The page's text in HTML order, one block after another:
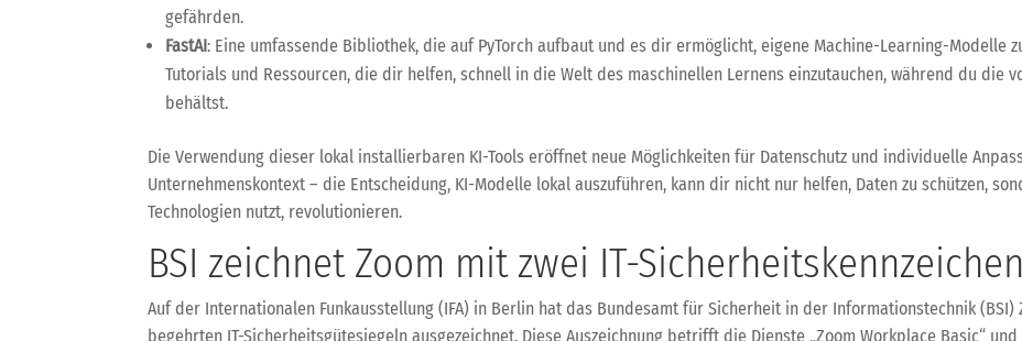
gefährden.
FastAI: Eine umfassende Bibliothek, die auf PyTorch aufbaut und es dir ermöglicht, eigene Machine-Learning-Modelle
Tutorials und Ressourcen, die dir helfen, schnell in die Welt des maschinellen Lernens einzutauchen, während du die
behältst.
Die Verwendung dieser lokal installierbaren KI-Tools eröffnet neue Möglichkeiten für Datenschutz und individuelle
Unternehmenskontext – die Entscheidung, KI-Modelle lokal auszuführen, kann dir nicht nur helfen, Daten zu schützen,
Technologien nutzt, revolutionieren.
BSI zeichnet Zoom mit zwei IT-
Auf der Internationalen Funkausstellung (IFA) in Berlin hat das Bundesamt für Sicherheit in der Informationstechnik (BSI)
begehrten IT-Sicherheitsgütesiegeln ausgezeichnet. Diese Auszeichnung betrifft die Dienste „Zoom Workplace Basic“ und